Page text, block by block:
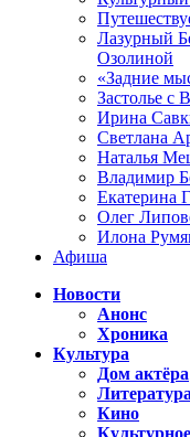
Лазурный
Озолиной
«Задние
Застолье с
Ирина
Светлана
Наталья
Владимир
Екатерина
Олег
Илона
Афиша
Новости
Анонс
Хроника
Культура
Дом актёра
Кино